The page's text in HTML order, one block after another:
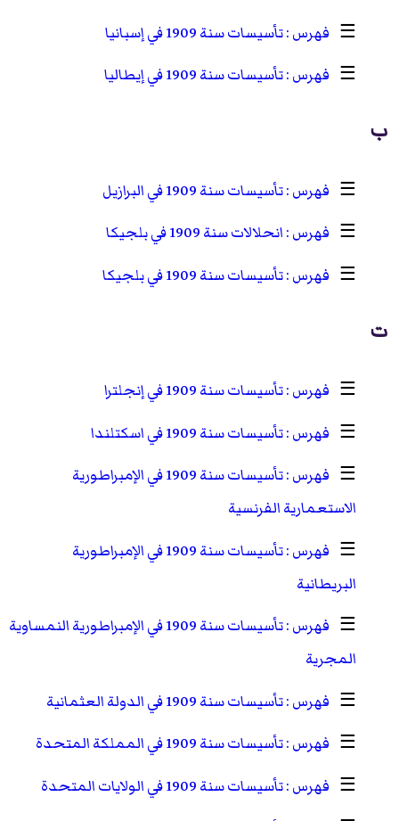
☰
تأسيسات سنة 1909 في إسبانيا
☰
تأسيسات سنة 1909 في إيطاليا
ب
☰
تأسيسات سنة 1909 في البرازيل
☰
انحلالات سنة 1909 في بلجيكا
☰
تأسيسات سنة 1909 في بلجيكا
ت
☰
تأسيسات سنة 1909 في إنجلترا
☰
تأسيسات سنة 1909 في اسكتلندا
☰
تأسيسات سنة 1909 في الإمبراطورية
الاستعمارية الفرنسية
☰
تأسيسات سنة 1909 في الإمبراطورية
البريطانية
☰
تأسيسات سنة 1909 في الإمبراطورية النمساوية
المجرية
☰
تأسيسات سنة 1909 في الدولة العثمانية
☰
تأسيسات سنة 1909 في المملكة المتحدة
☰
تأسيسات سنة 1909 في الولايات المتحدة